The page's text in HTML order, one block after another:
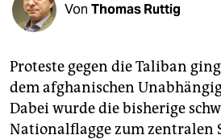
unterstützen
genossenschaft
epaper login
Von Thomas Ruttig
Proteste gegen die Taliban
dem afghanischen
Dabei wurde die bisherige
Nationalflagge zum zentralen